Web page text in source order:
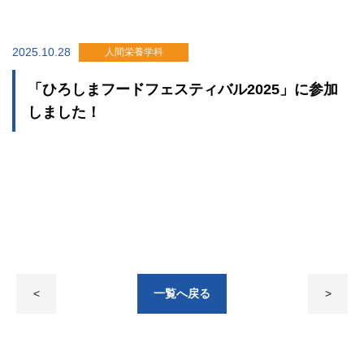
2025.10.28 人間栄養学科
「ひろしまフードフェスティバル2025」に参加
しました！
< 一覧へ戻る >